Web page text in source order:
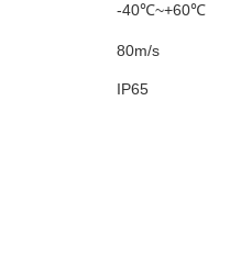
-40℃~+60℃
80m/s
IP65